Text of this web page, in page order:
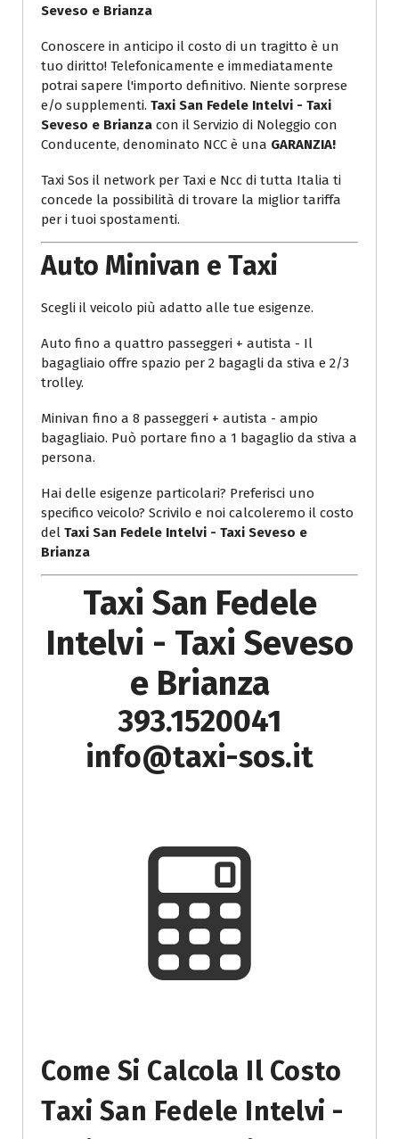
Seveso e Brianza
Conoscere in anticipo il costo di un tragitto è un
tuo diritto! Telefonicamente e immediatamente
potrai sapere l'importo definitivo. Niente sorprese
e/o supplementi. Taxi San Fedele Intelvi - Taxi
Seveso e Brianza con il Servizio di Noleggio con
Conducente, denominato NCC è una GARANZIA!
Taxi Sos il network per Taxi e Ncc di tutta Italia ti
concede la possibilità di trovare la miglior tariffa
per i tuoi spostamenti.
Auto Minivan e Taxi
Scegli il veicolo più adatto alle tue esigenze.
Auto fino a quattro passeggeri + autista - Il
bagagliaio offre spazio per 2 bagagli da stiva e 2/3
trolley.
Minivan fino a 8 passeggeri + autista - ampio
bagagliaio. Può portare fino a 1 bagaglio da stiva a
persona.
Hai delle esigenze particolari? Preferisci uno
specifico veicolo? Scrivilo e noi calcoleremo il costo
del Taxi San Fedele Intelvi - Taxi Seveso e
Brianza
Taxi San Fedele
Intelvi - Taxi Seveso
e Brianza
393.1520041
info@taxi-sos.it
Come Si Calcola Il Costo
Taxi San Fedele Intelvi -